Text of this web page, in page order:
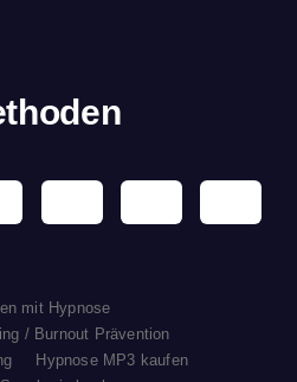
mit Hypnose
/ Burnout Prävention
Hypnose MP3 kaufen